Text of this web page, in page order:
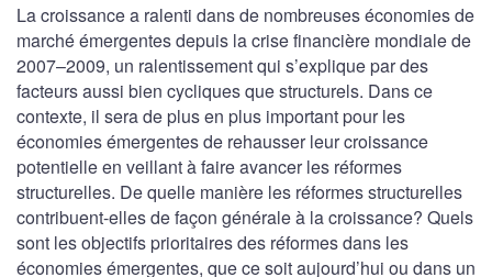
La croissance a ralenti dans de nombreuses économies de
marché émergentes depuis la crise financière mondiale de
2007–2009, un ralentissement qui s’explique par des
facteurs aussi bien cycliques que structurels. Dans ce
contexte, il sera de plus en plus important pour les
économies émergentes de rehausser leur croissance
potentielle en veillant à faire avancer les réformes
structurelles. De quelle manière les réformes structurelles
contribuent-elles de façon générale à la croissance? Quels
sont les objectifs prioritaires des réformes dans les
économies émergentes, que ce soit aujourd’hui ou dans un